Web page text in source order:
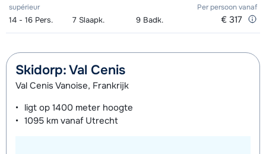
Beginner
Gemiddeld
Ski Kind (6x 2h00) 11.15 - 13.15 uur -
Ski Kind (6x 4h00) 09-11 en 15.15-
supérieur Per persoonvanaf
14 - 16 Pers. 7 Slaapk. 9 Badk. € 317
Skidorp: Val Cenis
Val Cenis Vanoise, Frankrijk
ligt op 1400 meter hoogte
1095 km vanaf Utrecht